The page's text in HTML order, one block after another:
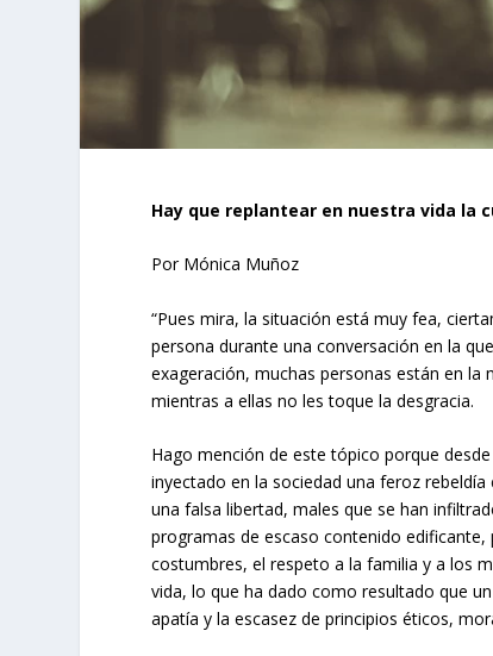
Hay que replantear en nuestra vida la
Por Mónica Muñoz
“Pues mira, la situación está muy fea,
persona durante una conversación en la
exageración, muchas personas están en
mientras a ellas no les toque la desgracia.
Hago mención de este tópico porque
inyectado en la sociedad una feroz
una falsa libertad, males que se han
programas de escaso contenido
costumbres, el respeto a la familia y a los
vida, lo que ha dado como resultado que
apatía y la escasez de principios éticos,